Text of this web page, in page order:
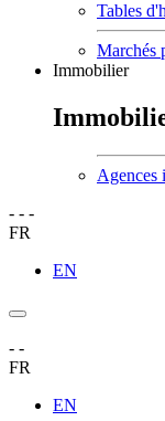
Tables
Marchés
Immobilier
Agences
- - -
FR
EN
- -
FR
EN